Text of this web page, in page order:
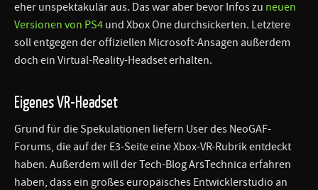
eher unspektakulär aus. Das war aber bevor Infos zu neuen
Versionen von PS4 und Xbox One durchsickerten. Letztere
soll entgegen der offiziellen Microsoft-Ansagen außerdem
doch ein Virtual-Reality-Headset erhalten.
Eigenes VR-Headset
Grund für die Spekulationen liefern User des NeoGAF-
Forums, die auf der E3-Seite eine Xbox-VR-Rubrik entdeckt
haben. Außerdem will der Tech-Blog ArsTechnica erfahren
haben, dass ein großes europäisches Entwicklerstudio an